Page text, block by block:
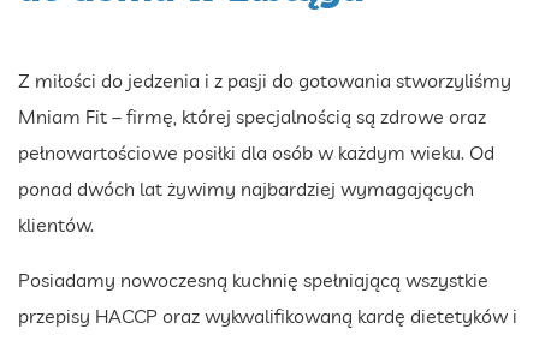
Z miłości do jedzenia i z pasji do gotowania stworzyliśmy
Mniam Fit – firmę, której specjalnością są zdrowe oraz
pełnowartościowe posiłki dla osób w każdym wieku. Od
ponad dwóch lat żywimy najbardziej wymagających
klientów.
Posiadamy nowoczesną kuchnię spełniającą wszystkie
przepisy HACCP oraz wykwalifikowaną kardę dietetyków i